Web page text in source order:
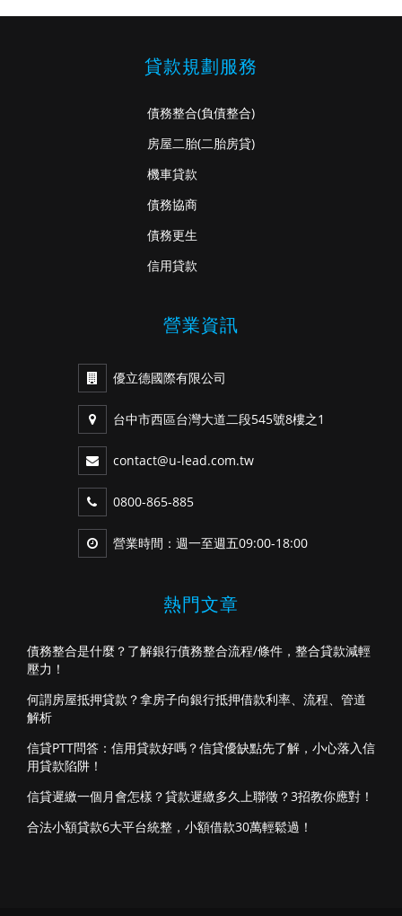
貸款規劃服務
債務整合(負債整合)
房屋二胎(二胎房貸)
機車貸款
債務協商
債務更生
信用貸款
營業資訊
優立德國際有限公司
台中市西區台灣大道二段545號8樓之1
contact@u-lead.com.tw
0800-865-885
營業時間：週一至週五09:00-18:00
熱門文章
債務整合是什麼？了解銀行債務整合流程/條件，整合貸款減輕
壓力！
何謂房屋抵押貸款？拿房子向銀行抵押借款利率、流程、管道
解析
信貸PTT問答：信用貸款好嗎？信貸優缺點先了解，小心落入信
用貸款陷阱！
信貸遲繳一個月會怎樣？貸款遲繳多久上聯徵？3招教你應對！
合法小額貸款6大平台統整，小額借款30萬輕鬆過！